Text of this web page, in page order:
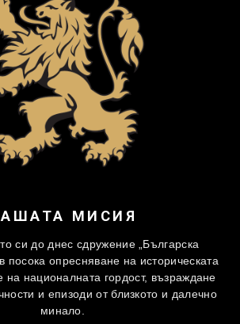
МИСИЯ
си до днес сдружение „Българска
посока опресняване на историческата
на националната гордост, възраждане
и епизоди от близкото и далечно
минало.